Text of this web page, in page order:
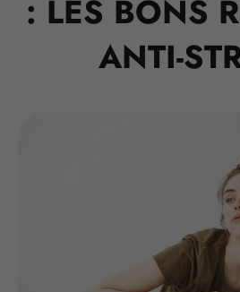
: LES BONS
ANTI-